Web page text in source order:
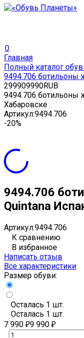
0
Главная
Полный каталог
9494.706 ботильоны
299909990RUB
9494.706 ботильоны
Хабаровске
Артикул:9494.706
-20%
9494.706
Quintana
Артикул:9494.706
К сравнению
В избранное
Написать отзыв
Все характеристики
Размер обуви:
Осталась 1 шт.
Осталась 1 шт.
7 990 ₽9 990 ₽